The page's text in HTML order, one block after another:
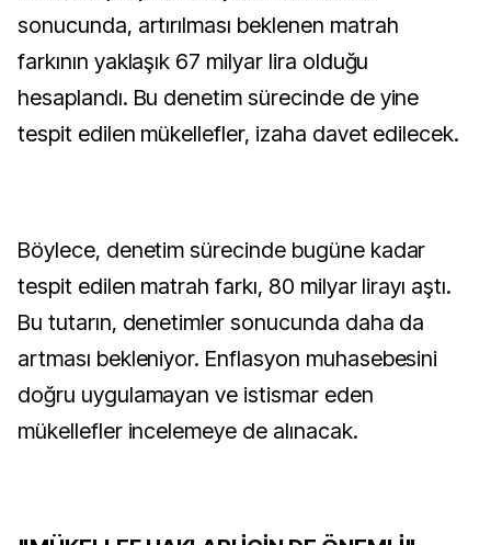
sonucunda, artırılması beklenen matrah
farkının yaklaşık 67 milyar lira olduğu
hesaplandı. Bu denetim sürecinde de yine
tespit edilen mükellefler, izaha davet edilecek.
Böylece, denetim sürecinde bugüne kadar
tespit edilen matrah farkı, 80 milyar lirayı aştı.
Bu tutarın, denetimler sonucunda daha da
artması bekleniyor. Enflasyon muhasebesini
doğru uygulamayan ve istismar eden
mükellefler incelemeye de alınacak.